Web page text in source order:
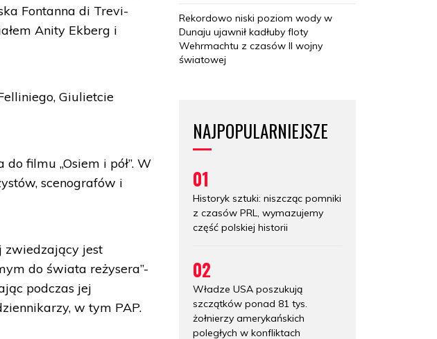
Fontanna di Trevi-
Anity Ekberg i
Giulietcie
filmu „Osiem i pół”. W
scenografów i
zwiedzający jest
do świata reżysera”-
podczas jej
w tym PAP.
Rekordowo niski poziom wody w
Dunaju ujawnił kadłuby floty
Wehrmachtu z czasów II wojny
światowej
NAJPOPULARNIEJSZE
01
Historyk sztuki: niszcząc pomniki
z czasów PRL, wymazujemy
część polskiej historii
02
Władze USA poszukują
szczątków ponad 81 tys.
żołnierzy amerykańskich
poległych w konfliktach